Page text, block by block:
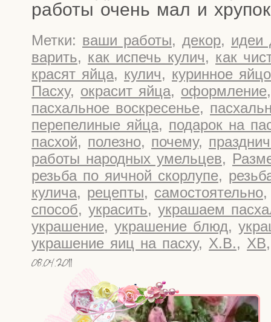
рабо­ты очень мал и
Метки: ваши работы, декор, идеи
варить, как испечь кулич, как
красят яйца, кулич, куринное яйцо
Пасху, окрасит яйца, оформление
пасхальное воскресенье,
перепелиные яйца, подарок на
пасхой, полезно, почему,
работы народных умельцев,
резьба по яичной скорлупе,
кулича, рецепты, самостоятельно
способ, украсить, украшаем
украшение, украшение блюд,
украшение яиц на пасху, Х.В., ХВ
08.04.2011